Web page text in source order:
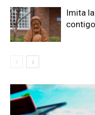
Imita
contigo